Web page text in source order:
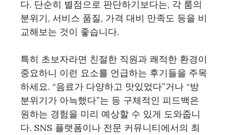
다. 단순히 별점으로 판단하기보다는, 각 룸의
분위기, 서비스 품질, 가격 대비 만족도 등을 비
교해보는 것이 좋습니다.
특히 초보자라면 친절한 직원과 쾌적한 환경이
중요하니 이런 요소를 언급하는 후기들을 주목
하세요. “음료가 다양하고 맛있었다”거나 “방
분위기가 아늑했다”는 등 구체적인 피드백은
원하는 경험을 미리 예상할 수 있게 도와줍니
다. SNS 플랫폼이나 전문 커뮤니티에서의 최